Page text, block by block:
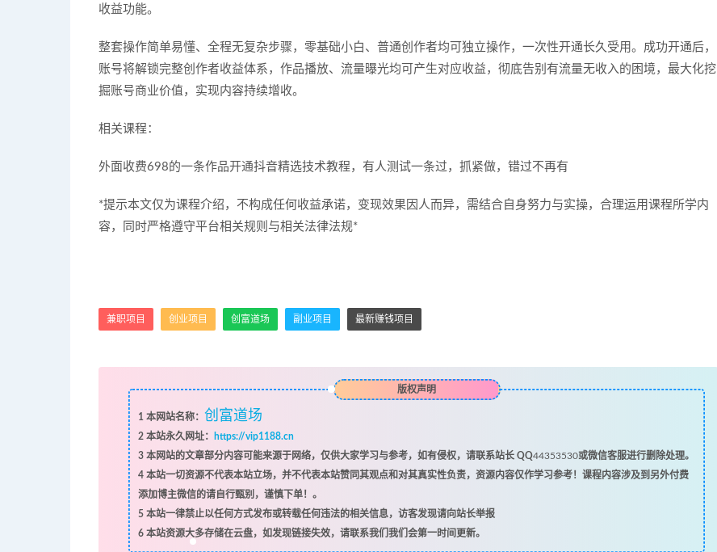
收益功能。
整套操作简单易懂、全程无复杂步骤，零基础小白、普通创作者均可独立操作，一次性开通长久受用。成功开通后，
账号将解锁完整创作者收益体系，作品播放、流量曝光均可产生对应收益，彻底告别有流量无收入的困境，最大化挖
掘账号商业价值，实现内容持续增收。
相关课程：
外面收费698的一条作品开通抖音精选技术教程，有人测试一条过，抓紧做，错过不再有
*提示本文仅为课程介绍，不构成任何收益承诺，变现效果因人而异，需结合自身努力与实操，合理运用课程所学内
容，同时严格遵守平台相关规则与相关法律法规*
兼职项目 创业项目 创富道场 副业项目 最新赚钱项目
版权声明
1 本网站名称： 创富道场
2本站永久网址：
https://vip1188.cn
3本网站的文章部分内容可能来源于网络，仅供大家学习与参考，如有侵权，请联系站长 QQ44353530或微信客服进行删除处理。
4本站一切资源不代表本站立场，并不代表本站赞同其观点和对其真实性负责，资源内容仅作学习参考！课程内容涉及到另外付费
添加博主微信的请自行甄别，谨慎下单！。
5本站一律禁止以任何方式发布或转载任何违法的相关信息，访客发现请向站长举报
6本站资源大多存储在云盘，如发现链接失效，请联系我们我们会第一时间更新。